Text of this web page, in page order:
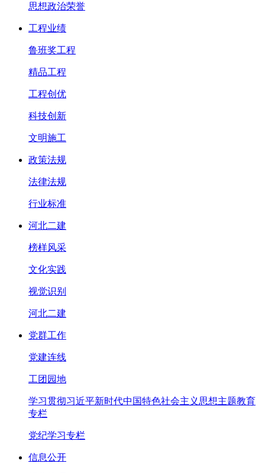
思想政治荣誉
工程业绩
鲁班奖工程
精品工程
工程创优
科技创新
文明施工
政策法规
法律法规
行业标准
河北二建
榜样风采
文化实践
视觉识别
河北二建
党群工作
党建连线
工团园地
学习贯彻习近平新时代中国特色社会主义思想主题教育
专栏
党纪学习专栏
信息公开